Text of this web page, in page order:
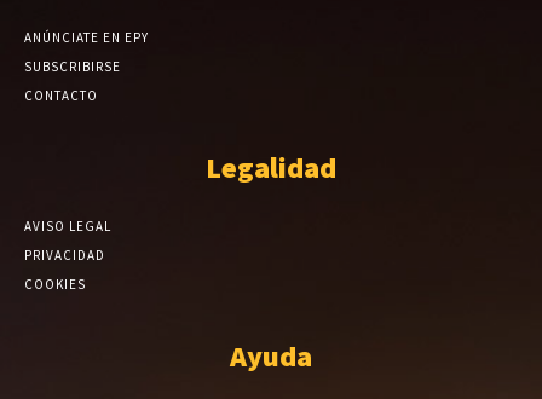
ANÚNCIATE EN EPY
SUBSCRIBIRSE
CONTACTO
Legalidad
AVISO LEGAL
PRIVACIDAD
COOKIES
Ayuda